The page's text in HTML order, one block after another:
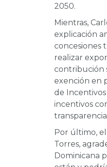
2050.
Mientras,
explicación
concesiones
realizar
contribución
exención en
de
incentivos
Por último,
Torres,
Dominicana